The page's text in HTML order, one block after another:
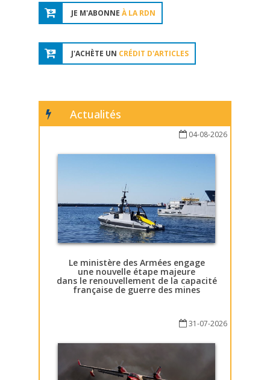
JE M'ABONNE À LA RDN
J'ACHÈTE UN CRÉDIT D'ARTICLES
Actualités
04-08-2026
Le ministère des Armées engage
une nouvelle étape majeure
dans le renouvellement de la capacité
française de guerre des mines
31-07-2026